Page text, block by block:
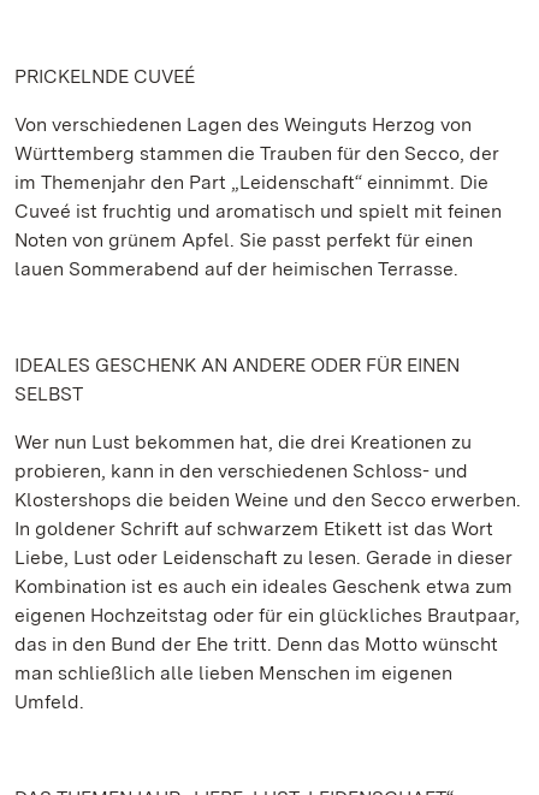
PRICKELNDE CUVEÉ
Von verschiedenen Lagen des Weinguts Herzog von
Württemberg stammen die Trauben für den Secco, der
im Themenjahr den Part „Leidenschaft“ einnimmt. Die
Cuveé ist fruchtig und aromatisch und spielt mit feinen
Noten von grünem Apfel. Sie passt perfekt für einen
lauen Sommerabend auf der heimischen Terrasse.
IDEALES GESCHENK AN ANDERE ODER FÜR EINEN
SELBST
Wer nun Lust bekommen hat, die drei Kreationen zu
probieren, kann in den verschiedenen Schloss- und
Klostershops die beiden Weine und den Secco erwerben.
In goldener Schrift auf schwarzem Etikett ist das Wort
Liebe, Lust oder Leidenschaft zu lesen. Gerade in dieser
Kombination ist es auch ein ideales Geschenk etwa zum
eigenen Hochzeitstag oder für ein glückliches Brautpaar,
das in den Bund der Ehe tritt. Denn das Motto wünscht
man schließlich alle lieben Menschen im eigenen
Umfeld.